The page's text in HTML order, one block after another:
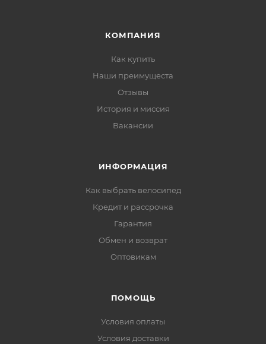
КОМПАНИЯ
Как купить
Наши преимущеста
Отзывы
История и миссия
Вакансии
ИНФОРМАЦИЯ
Как выбрать велосипед
Кредит и рассрочка
Гарантия
Обмен и возврат
Оптовикам
ПОМОЩЬ
Условия оплаты
Условия доставки